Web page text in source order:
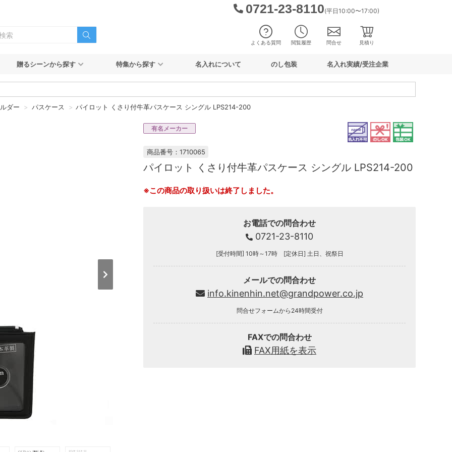
0721-23-8110(平日10:00〜17:00)
よくある質問 閲覧履歴 問合せ 見積り
贈るシーンから探す 特集から探す 名入れについて のし包装 名入れ実績/受注企業
ダー パスケース パイロット くさり付牛革パスケース シングル LPS214-200
有名メーカー
商品番号：1710065
パイロット くさり付牛革パスケース シングル LPS214-200
※この商品の取り扱いは終了しました。
お電話での問合わせ
0721-23-8110
[受付時間] 10時～17時 [定休日] 土日、祝祭日
メールでの問合わせ
info.kinenhin.net@grandpower.co.jp
問合せフォームから24時間受付
FAXでの問合わせ
FAX用紙を表示